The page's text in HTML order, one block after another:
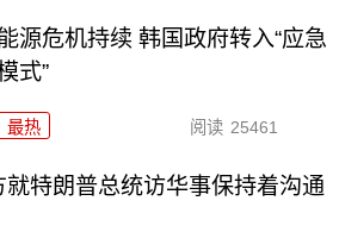
源危机持续 韩国政府转入“应急
式”
最热 阅读 25461
特朗普总统访华事保持着沟通